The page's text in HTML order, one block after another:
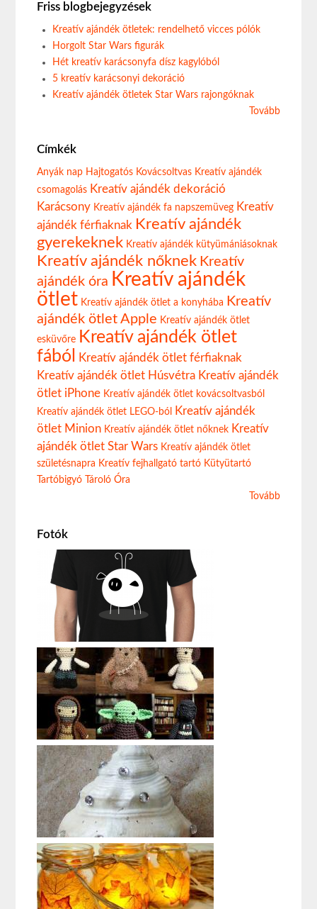
Friss blogbejegyzések
Kreatív ajándék ötletek: rendelhető vicces pólók
Horgolt Star Wars figurák
Hét kreatív karácsonyfa dísz kagylóból
5 kreatív karácsonyi dekoráció
Kreatív ajándék ötletek Star Wars rajongóknak
Tovább
Címkék
Anyák nap Hajtogatós Kovácsoltvas Kreatív ajándék
csomagolás Kreatív ajándék dekoráció
Karácsony Kreatív ajándék fa napszemüveg Kreatív
ajándék férfiaknak Kreatív ajándék
gyerekeknek Kreatív ajándék kütyümániásoknak
Kreatív ajándék nőknek Kreatív
ajándék óra Kreatív ajándék
ötlet Kreatív ajándék ötlet a konyhába Kreatív
ajándék ötlet Apple Kreatív ajándék ötlet
esküvőre Kreatív ajándék ötlet
fából
Kreatív ajándék ötlet férfiaknak
Kreatív ajándék ötlet Húsvétra Kreatív ajándék
ötlet iPhone Kreatív ajándék ötlet kovácsoltvasból
Kreatív ajándék ötlet LEGO-ból
Kreatív ajándék
ötlet Minion Kreatív ajándék ötlet nőknek Kreatív
ajándék ötlet Star Wars Kreatív ajándék ötlet
születésnapra Kreatív fejhallgató tartó Kütyütartó
Tartóbigyó
Tároló Óra
Tovább
Fotók